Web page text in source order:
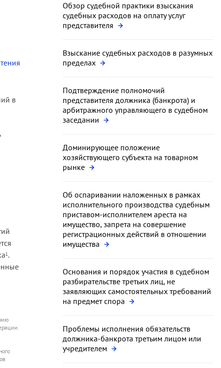
в
1 .
Обзор судебной практики взыскания
судебных расходов на оплату услуг
представителя
Взыскание судебных расходов в разумных
пределах
Подтверждение полномочий
представителя должника (банкрота) и
арбитражного управляющего в судебном
заседании
Доминирующее положение
хозяйствующего субъекта на товарном
рынке
Об оспаривании наложенных в рамках
исполнительного производства судебным
приставом-исполнителем ареста на
имущество, запрета на совершение
регистрационных действий в отношении
имущества
Основания и порядок участия в судебном
разбирательстве третьих лиц, не
заявляющих самостоятельных требований
на предмет спора
Проблемы исполнения обязательств
должника-банкрота третьим лицом или
учредителем